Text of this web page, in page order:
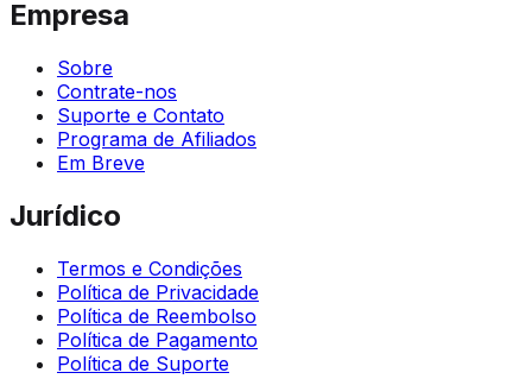
Empresa
Sobre
Contrate-nos
Suporte e Contato
Programa de Afiliados
Em Breve
Jurídico
Termos e Condições
Política de Privacidade
Política de Reembolso
Política de Pagamento
Política de Suporte